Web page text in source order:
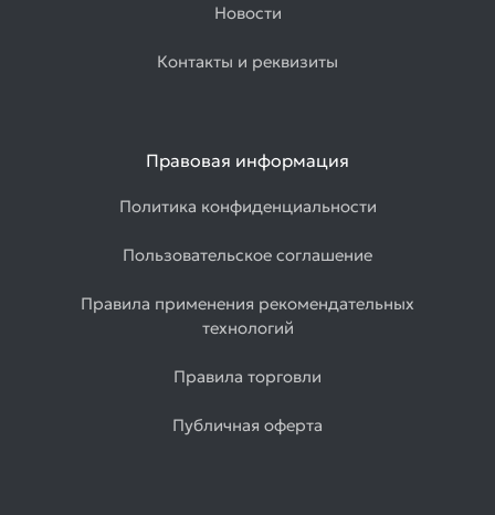
Новости
Контакты и реквизиты
Правовая информация
Политика конфиденциальности
Пользовательское соглашение
Правила применения рекомендательных
технологий
Правила торговли
Публичная оферта